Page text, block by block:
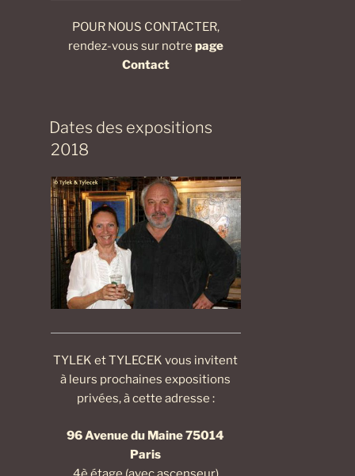
POUR NOUS CONTACTER,
rendez-vous sur notre page
Contact
Dates des expositions
2018
TYLEK et TYLECEK vous invitent
à leurs prochaines expositions
privées, à cette adresse :
96 Avenue du Maine 75014
Paris